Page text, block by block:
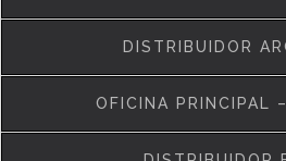
DISTRIBUIDOR
OFICINA PRINCIPAL